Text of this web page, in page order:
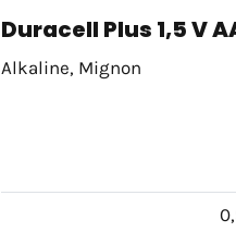
Duracell Plus 1,5 V
Alkaline, Mignon